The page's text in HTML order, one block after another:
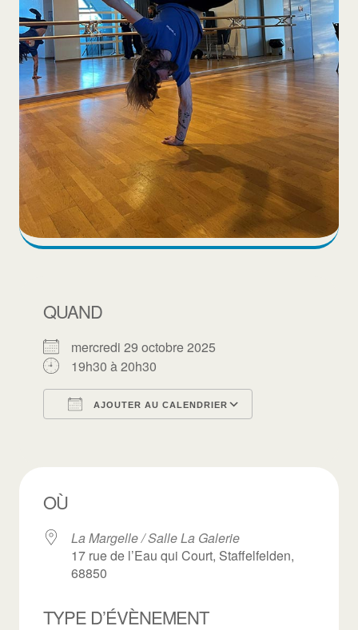
QUAND
mercredi 29 octobre 2025
19h30 à 20h30
AJOUTER AU CALENDRIER
OÙ
La Margelle / Salle La Galerie
17 rue de l’Eau qui Court, Staffelfelden,
68850
TYPE D’ÉVÈNEMENT